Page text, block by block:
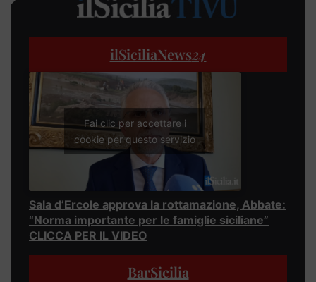
ilSiciliaNews24
Fai clic per accettare i
cookie per questo servizio
Sala d’Ercole approva la rottamazione, Abbate:
“Norma importante per le famiglie siciliane”
CLICCA PER IL VIDEO
BarSicilia